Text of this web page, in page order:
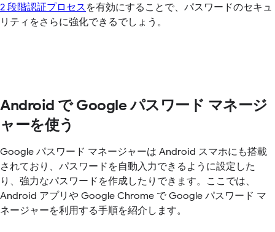
2 段階認証プロセス を有効にすることで、パスワードのセキュ
リティをさらに強化できるでしょう。
Android で Google パスワード マネージ
ャーを使う
Google パスワード マネージャーは Android スマホにも搭載
されており、パスワードを自動入力できるように設定した
り、強力なパスワードを作成したりできます。ここでは、
Android アプリや Google Chrome で Google パスワード マ
ネージャーを利用する手順を紹介します。